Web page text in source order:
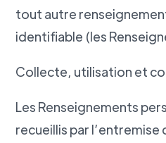
tout autre
identifiable (les
Collecte, utilisation et
Les Renseignements
recueillis par l’entremise